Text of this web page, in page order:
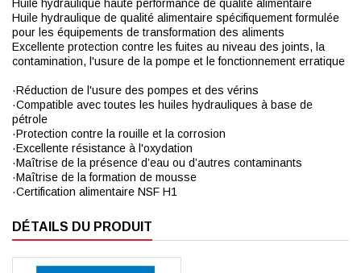
Huile hydraulique haute performance de qualité alimentaire
Huile hydraulique de qualité alimentaire spécifiquement formulée
pour les équipements de transformation des aliments
Excellente protection contre les fuites au niveau des joints, la
contamination, l'usure de la pompe et le fonctionnement erratique
·Réduction de l'usure des pompes et des vérins
·Compatible avec toutes les huiles hydrauliques à base de
pétrole
·Protection contre la rouille et la corrosion
·Excellente résistance à l'oxydation
·Maîtrise de la présence d’eau ou d’autres contaminants
·Maîtrise de la formation de mousse
·Certification alimentaire NSF H1
DÉTAILS DU PRODUIT